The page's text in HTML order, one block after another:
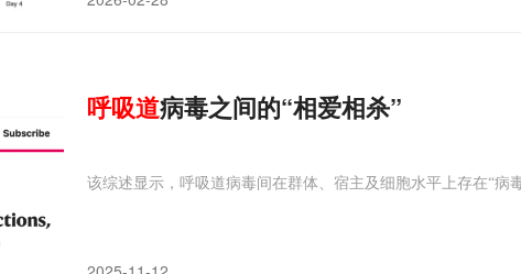
呼吸道病毒之间的“相爱相杀”
该综述显示，呼吸道病毒间在群体、宿主及细胞水平上存在“病